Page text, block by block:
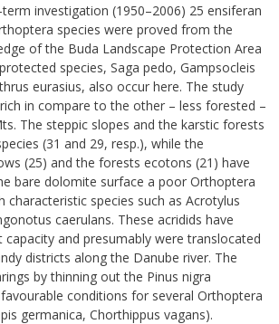
investigation (1950–2006) 25 ensiferan
species were proved from the
of the Buda Landscape Protection Area
species, Saga pedo, Gampsocleis
eurasius, also occur here. The study
in compare to the other – less forested –
The steppic slopes and the karstic forests
(31 and 29, resp.), while the
(25) and the forests ecotons (21) have
bare dolomite surface a poor Orthoptera
characteristic species such as Acrotylus
caerulans. These acridids have
and presumably were translocated
districts along the Danube river. The
by thinning out the Pinus nigra
conditions for several Orthoptera
germanica, Chorthippus vagans).